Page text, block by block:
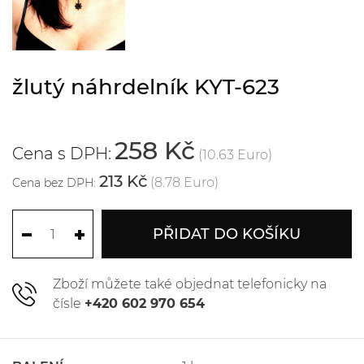
žlutý náhrdelník KYT-623
Cena s DPH: 258 Kč (10.63 Euro)
Cena bez DPH: 213 Kč (8.78 Euro)
PŘIDAT DO KOŠÍKU
Zboží můžete také objednat telefonicky na
čísle +420 602 970 654